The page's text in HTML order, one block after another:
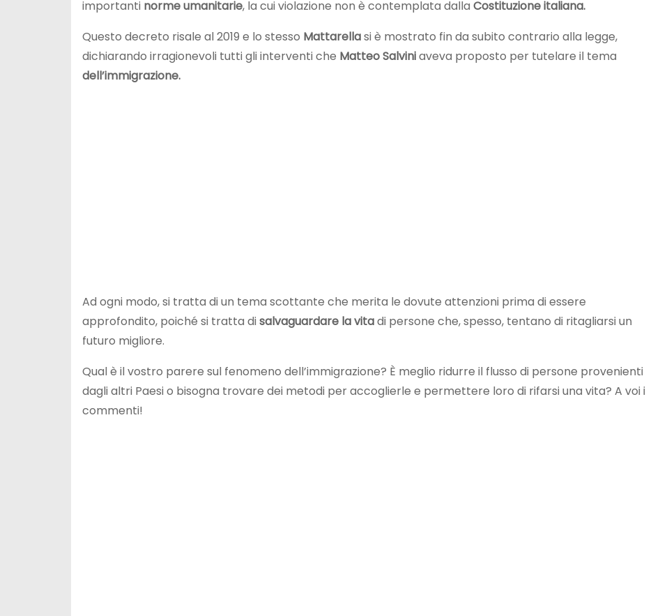
importanti norme umanitarie, la cui violazione non è contemplata dalla Costituzione italiana.
Questo decreto risale al 2019 e lo stesso Mattarellasi è mostrato fin da subito contrario alla legge,
dichiarando irragionevoli tutti gli interventi che Matteo Salviniaveva proposto per tutelare il tema
dell’immigrazione.
Ad ogni modo, si tratta di un tema scottante che merita le dovute attenzioni prima di essere
approfondito, poiché si tratta disalvaguardare la vitadi persone che, spesso, tentano di ritagliarsi un
futuro migliore.
Qual è il vostro parere sul fenomeno dell’immigrazione? È meglio ridurre il flusso di persone provenienti
dagli altri Paesi o bisogna trovare dei metodi per accoglierle e permettere loro di rifarsi una vita? A voi i
commenti!